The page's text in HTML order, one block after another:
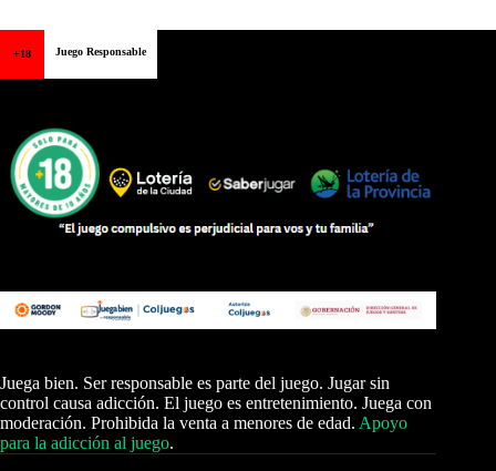
+18 Juego Responsable
Juega bien. Ser responsable es parte del juego. Jugar sin
control causa adicción. El juego es entretenimiento. Juega con
moderación. Prohibida la venta a menores de edad. Apoyo
para la adicción al juego.